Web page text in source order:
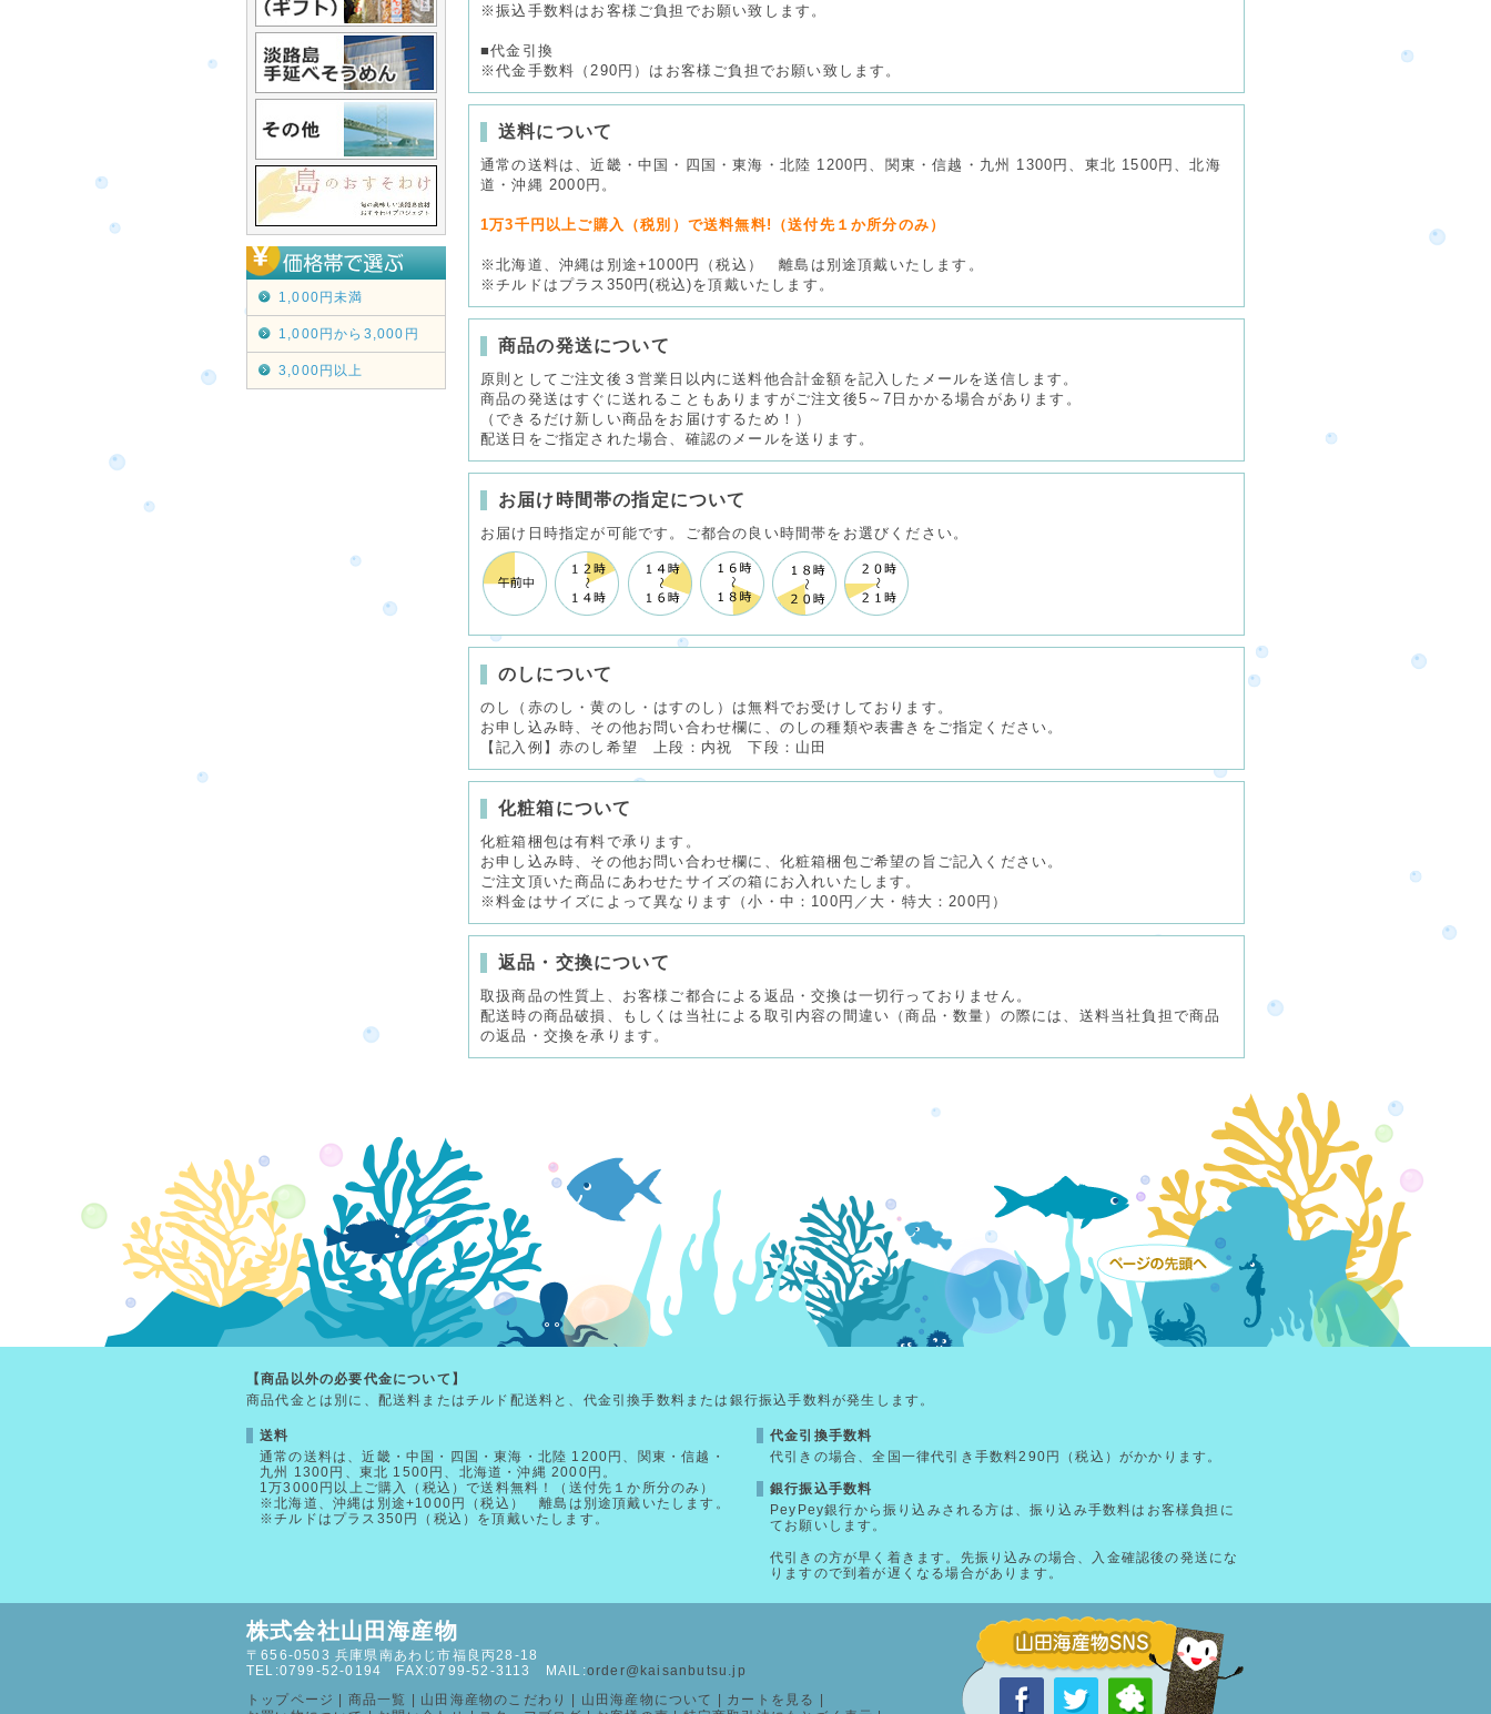
1,000円未満
1,000円から3,000円
3,000円以上
※振込手数料はお客様ご負担でお願い致します。
■代金引換
※代金手数料（290円）はお客様ご負担でお願い致します。
送料について
通常の送料は、近畿・中国・四国・東海・北陸 1200円、関東・信越・九州 1300円、東北 1500円、北海
道・沖縄 2000円。
1万3千円以上ご購入（税別）で送料無料!（送付先１か所分のみ）
※北海道、沖縄は別途+1000円（税込） 離島は別途頂戴いたします。
※チルドはプラス350円(税込)を頂戴いたします。
商品の発送について
原則としてご注文後３営業日以内に送料他合計金額を記入したメールを送信します。
商品の発送はすぐに送れることもありますがご注文後5～7日かかる場合があります。
（できるだけ新しい商品をお届けするため！）
配送日をご指定された場合、確認のメールを送ります。
お届け時間帯の指定について
お届け日時指定が可能です。ご都合の良い時間帯をお選びください。
のしについて
のし（赤のし・黄のし・はすのし）は無料でお受けしております。
お申し込み時、その他お問い合わせ欄に、のしの種類や表書きをご指定ください。
【記入例】赤のし希望 上段：内祝 下段：山田
化粧箱について
化粧箱梱包は有料で承ります。
お申し込み時、その他お問い合わせ欄に、化粧箱梱包ご希望の旨ご記入ください。
ご注文頂いた商品にあわせたサイズの箱にお入れいたします。
※料金はサイズによって異なります（小・中：100円／大・特大：200円）
返品・交換について
取扱商品の性質上、お客様ご都合による返品・交換は一切行っておりません。
配送時の商品破損、もしくは当社による取引内容の間違い（商品・数量）の際には、送料当社負担で商品
の返品・交換を承ります。
【商品以外の必要代金について】
商品代金とは別に、配送料またはチルド配送料と、代金引換手数料または銀行振込手数料が発生します。
送料
通常の送料は、近畿・中国・四国・東海・北陸 1200円、関東・信越・
九州 1300円、東北 1500円、北海道・沖縄 2000円。
1万3000円以上ご購入（税込）で送料無料！（送付先１か所分のみ）
※北海道、沖縄は別途+1000円（税込） 離島は別途頂戴いたします。
※チルドはプラス350円（税込）を頂戴いたします。
代金引換手数料
代引きの場合、全国一律代引き手数料290円（税込）がかかります。
銀行振込手数料
PeyPey銀行から振り込みされる方は、振り込み手数料はお客様負担に
てお願いします。
代引きの方が早く着きます。先振り込みの場合、入金確認後の発送にな
りますので到着が遅くなる場合があります。
株式会社山田海産物
〒656-0503 兵庫県南あわじ市福良丙28-18
TEL:0799-52-0194 FAX:0799-52-3113 MAIL:order@kaisanbutsu.jp
トップページ
商品一覧 山田海産物のこだわり 山田海産物について カートを見る